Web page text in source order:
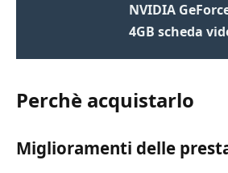
NVIDIA
4GB scheda
Perchè acquistarlo
Miglioramenti delle